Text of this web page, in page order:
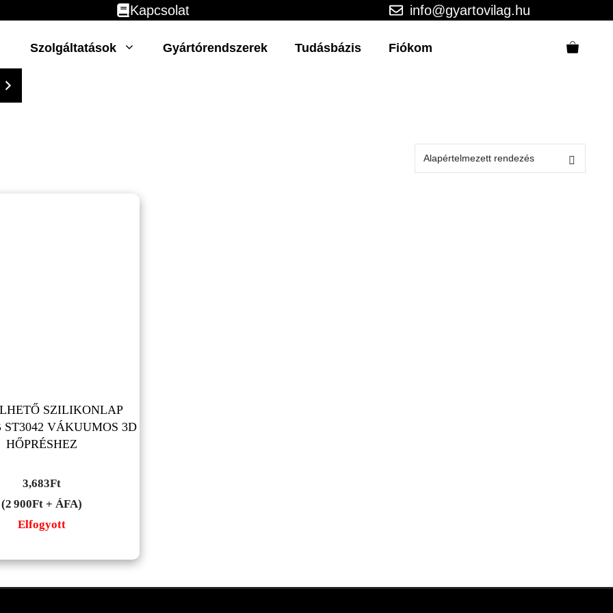
Kapcsolat info@gyartovilag.hu
Szolgáltatások Gyártórendszerek Tudásbázis Fiókom
SZILIKONLAP
ST3042 VÁKUUMOS 3D
HŐPRÉSHEZ
3,683Ft
(2 900Ft + ÁFA)
Elfogyott